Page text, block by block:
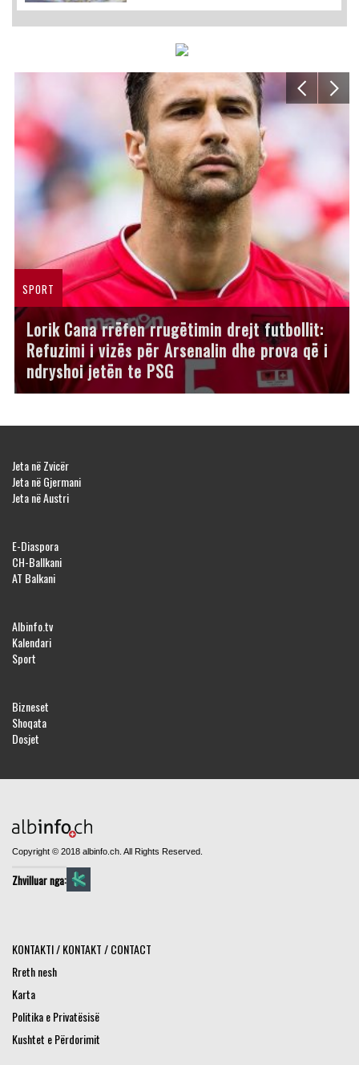
SPORT
Lorik Cana rrëfen rrugëtimin drejt futbollit:
Refuzimi i vizës për Arsenalin dhe prova që i
ndryshoi jetën te PSG
Jeta në Zvicër
Jeta në Gjermani
Jeta në Austri
E-Diaspora
CH-Ballkani
AT Balkani
Albinfo.tv
Kalendari
Sport
Bizneset
Shoqata
Dosjet
Copyright © 2018 albinfo.ch. All Rights Reserved.
Zhvilluar nga:
KONTAKTI / KONTAKT / CONTACT
Rreth nesh
Karta
Politika e Privatësisë
Kushtet e Përdorimit